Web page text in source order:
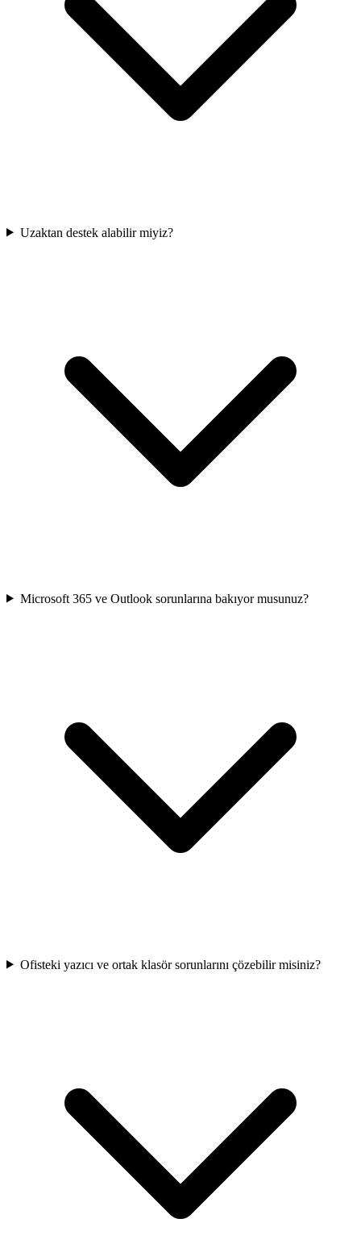
Uzaktan destek alabilir miyiz?
Microsoft 365 ve Outlook sorunlarına bakıyor musunuz?
Ofisteki yazıcı ve ortak klasör sorunlarını çözebilir misiniz?